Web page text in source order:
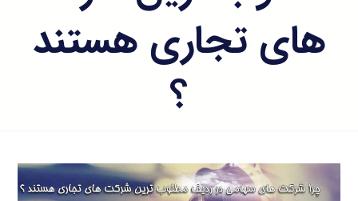
های تجاری هستند
؟